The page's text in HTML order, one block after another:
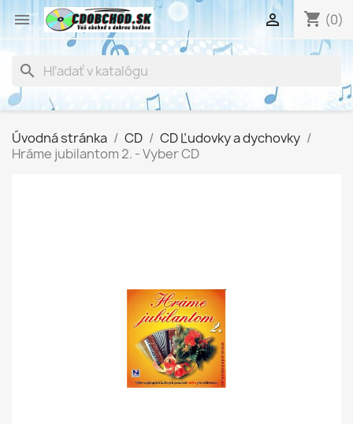
 shopping_cart (0)

search
Úvodná stránka CD
CD Ľudovky a dychovky
Hráme jubilantom 2. - Vyber CD